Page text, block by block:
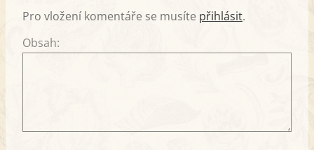
Pro vložení komentáře se musíte přihlásit.
Obsah: